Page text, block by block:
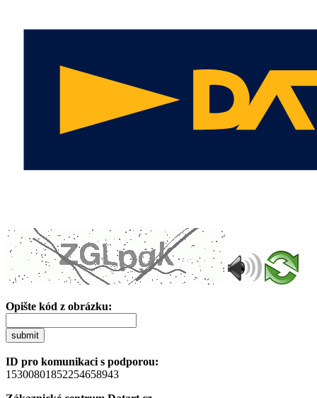
Opište kód z obrázku:
submit
ID pro komunikaci s podporou:
15300801852254658943